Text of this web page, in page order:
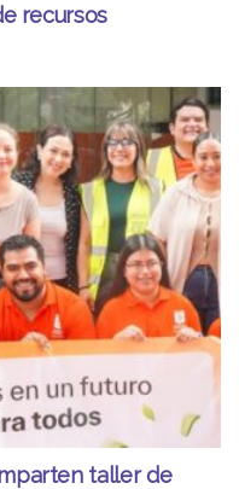
recursos
taller de